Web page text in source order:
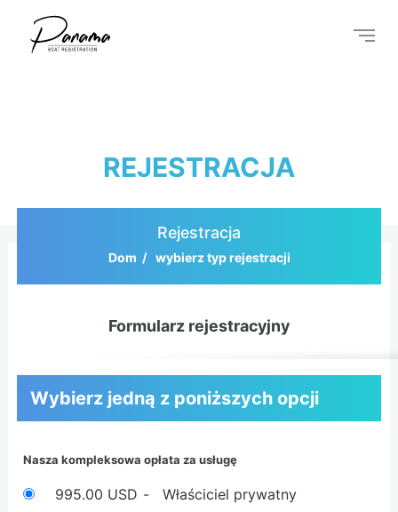
REJESTRACJA
Rejestracja
Dom wybierz typ rejestracji
Formularz rejestracyjny
Wybierz jedną z poniższych opcji
Nasza kompleksowa opłata za usługę
995.00 USD - Właściciel prywatny